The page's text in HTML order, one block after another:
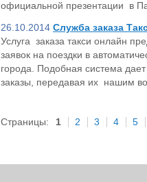
официальной презентации в
26.10.2014 Служба заказа
Услуга заказа такси онлайн
заявок на поездки в
города. Подобная система
заказы, передавая их нашим
Страницы: 1 2 3 4 5